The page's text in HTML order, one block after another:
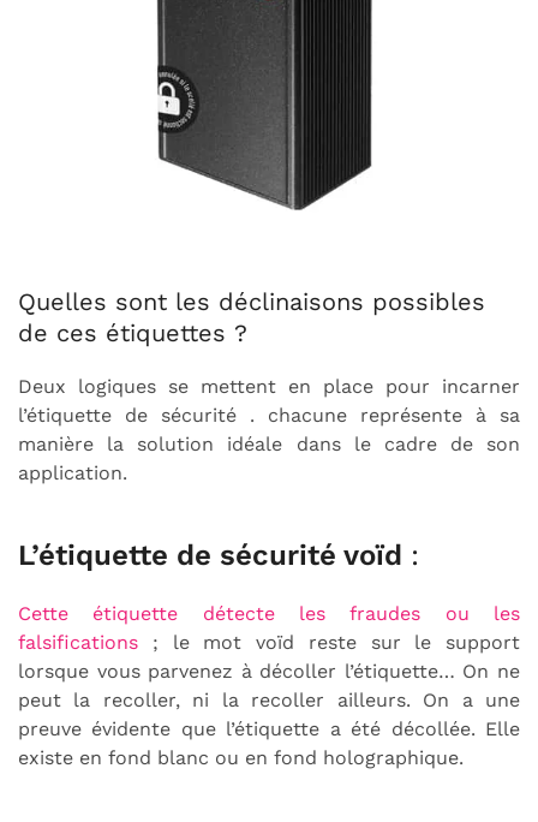
Quelles sont les déclinaisons possibles
de ces étiquettes ?
Deux logiques se mettent en place pour incarner
l’étiquette de sécurité . chacune représente à sa
manière la solution idéale dans le cadre de son
application.
L’étiquette de sécurité voïd :
Cette étiquette détecte les fraudes ou les
falsifications ; le mot voïd reste sur le support
lorsque vous parvenez à décoller l’étiquette… On ne
peut la recoller, ni la recoller ailleurs. On a une
preuve évidente que l’étiquette a été décollée. Elle
existe en fond blanc ou en fond holographique.